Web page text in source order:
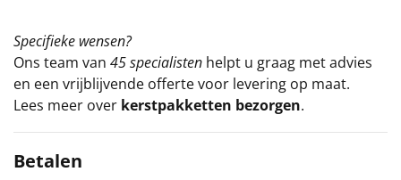
Specifieke wensen?
Ons team van 45 specialisten helpt u graag met advies
en een vrijblijvende offerte voor levering op maat.
Lees meer over kerstpakketten bezorgen.
Betalen